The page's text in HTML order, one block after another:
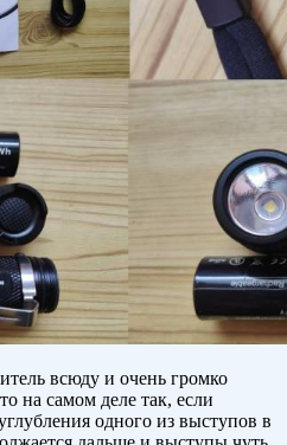
всюду и очень громко
на самом деле так, если
одного из выступов в